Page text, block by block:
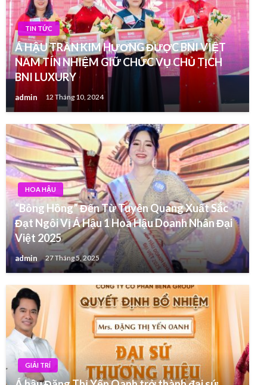
TIN TỨC
Á HẬU TRẦN KIM HƯƠNG ĐƯỢC BNI VIỆT
NAM TÍN NHIỆM GIỮ CHỨC VỤ CHỦ TỊCH
BNI LUXURY
admin 12 Tháng 10, 2024
HOA HẬU
“Bông Hồng” Đến Từ Tuyên Quang Xuất Sắc
Đạt Ngôi Vị Á Hậu 1 Hoa Hậu Doanh Nhân Đại
Việt 2025
admin 27 Tháng 5, 2025
GIẢI TRÍ